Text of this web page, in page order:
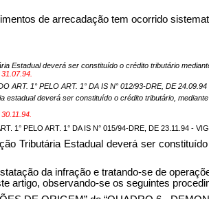
de arrecadação tem ocorrido
Estadual deverá ser constituído o crédito tributário
ART. 1° PELO ART. 1° DA IS N° 012/93-DRE, DE 24.09.94
estadual deverá ser constituído o crédito tributário,
1° PELO ART. 1° DA IS N° 015/94-DRE, DE 23.11.94 -
Tributária Estadual deverá ser
da infração e tratando-se de
artigo, observando-se os seguintes